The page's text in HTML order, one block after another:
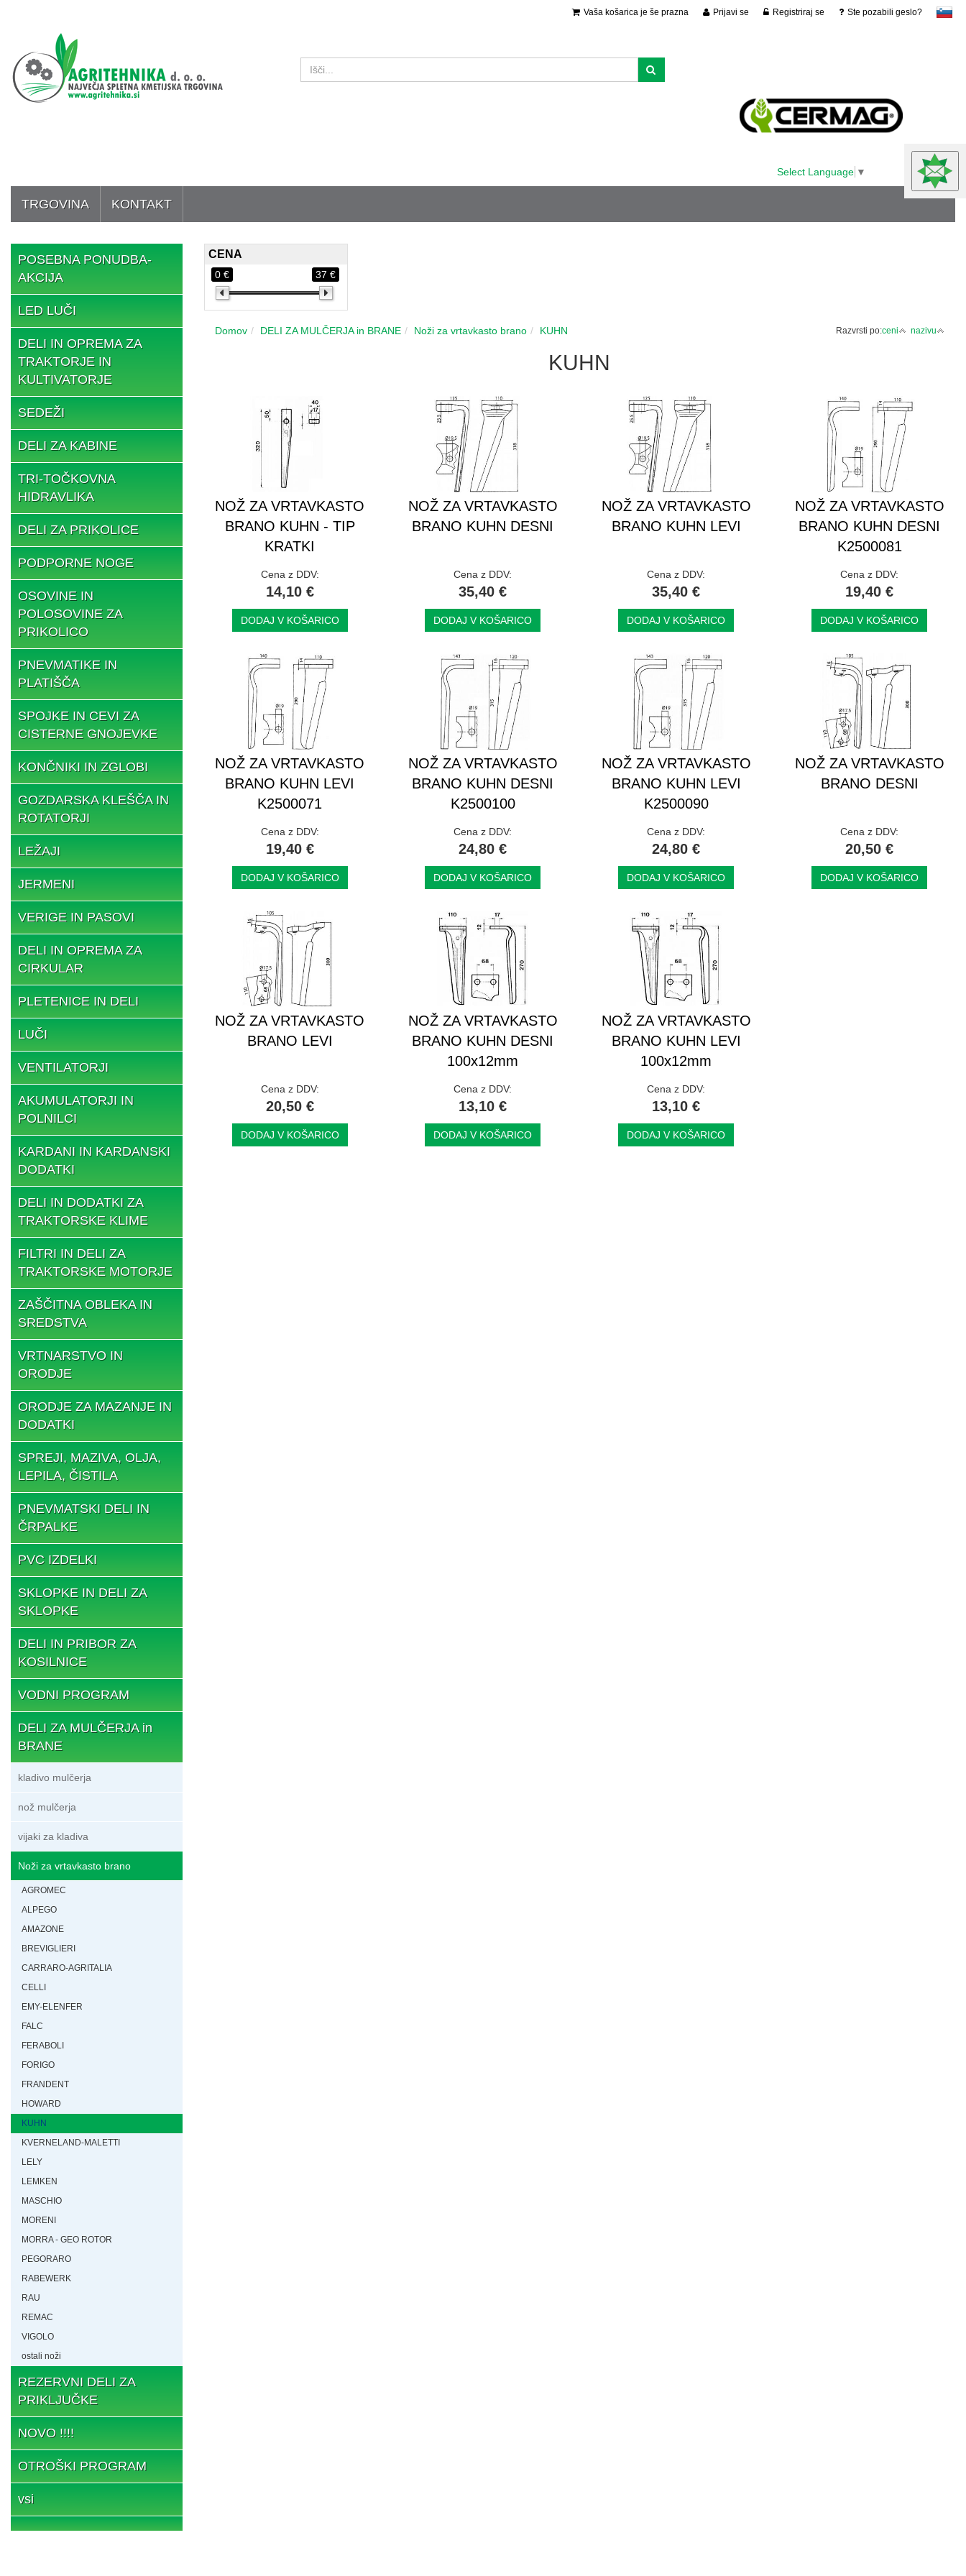
slovensko
Prijavi se Registriraj se Ste pozabili geslo?
Vaša košarica je še prazna
Select Language ▼
TRGOVINA KONTAKT
POSEBNA PONUDBA-
AKCIJA
LED LUČI
DELI IN OPREMA ZA
TRAKTORJE IN
KULTIVATORJE
SEDEŽI
DELI ZA KABINE
TRI-TOČKOVNA
HIDRAVLIKA
DELI ZA PRIKOLICE
PODPORNE NOGE
OSOVINE IN
POLOSOVINE ZA
PRIKOLICO
PNEVMATIKE IN
PLATIŠČA
SPOJKE IN CEVI ZA
CISTERNE GNOJEVKE
KONČNIKI IN ZGLOBI
GOZDARSKA KLEŠČA IN
ROTATORJI
LEŽAJI
JERMENI
VERIGE IN PASOVI
DELI IN OPREMA ZA
CIRKULAR
PLETENICE IN DELI
LUČI
VENTILATORJI
AKUMULATORJI IN
POLNILCI
KARDANI IN KARDANSKI
DODATKI
DELI IN DODATKI ZA
TRAKTORSKE KLIME
FILTRI IN DELI ZA
TRAKTORSKE MOTORJE
ZAŠČITNA OBLEKA IN
SREDSTVA
VRTNARSTVO IN
ORODJE
ORODJE ZA MAZANJE IN
DODATKI
SPREJI, MAZIVA, OLJA,
LEPILA, ČISTILA
PNEVMATSKI DELI IN
ČRPALKE
PVC IZDELKI
SKLOPKE IN DELI ZA
SKLOPKE
DELI IN PRIBOR ZA
KOSILNICE
VODNI PROGRAM
DELI ZA MULČERJA in
BRANE
kladivo mulčerja
nož mulčerja
vijaki za kladiva
Noži za vrtavkasto brano
AGROMEC
ALPEGO
AMAZONE
BREVIGLIERI
CARRARO-AGRITALIA
CELLI
EMY-ELENFER
FALC
FERABOLI
FORIGO
FRANDENT
HOWARD
KUHN
KVERNELAND-MALETTI
LELY
LEMKEN
MASCHIO
MORENI
MORRA - GEO ROTOR
PEGORARO
RABEWERK
RAU
REMAC
VIGOLO
ostali noži
REZERVNI DELI ZA
PRIKLJUČKE
NOVO !!!!
OTROŠKI PROGRAM
vsi
CENA
0 € 37 €
Domov DELI ZA MULČERJA in BRANE Noži za vrtavkasto brano KUHN Razvrsti po:ceni nazivu
KUHN
NOŽ ZA VRTAVKASTO
BRANO KUHN - TIP
KRATKI
Cena z DDV:
14,10 €
DODAJ V KOŠARICO
NOŽ ZA VRTAVKASTO
BRANO KUHN DESNI
Cena z DDV:
35,40 €
DODAJ V KOŠARICO
NOŽ ZA VRTAVKASTO
BRANO KUHN LEVI
Cena z DDV:
35,40 €
DODAJ V KOŠARICO
NOŽ ZA VRTAVKASTO
BRANO KUHN DESNI
K2500081
Cena z DDV:
19,40 €
DODAJ V KOŠARICO
NOŽ ZA VRTAVKASTO
BRANO KUHN LEVI
K2500071
Cena z DDV:
19,40 €
DODAJ V KOŠARICO
NOŽ ZA VRTAVKASTO
BRANO KUHN DESNI
K2500100
Cena z DDV:
24,80 €
DODAJ V KOŠARICO
NOŽ ZA VRTAVKASTO
BRANO KUHN LEVI
K2500090
Cena z DDV:
24,80 €
DODAJ V KOŠARICO
NOŽ ZA VRTAVKASTO
BRANO DESNI
Cena z DDV:
20,50 €
DODAJ V KOŠARICO
NOŽ ZA VRTAVKASTO
BRANO LEVI
Cena z DDV:
20,50 €
DODAJ V KOŠARICO
NOŽ ZA VRTAVKASTO
BRANO KUHN DESNI
100x12mm
Cena z DDV:
13,10 €
DODAJ V KOŠARICO
NOŽ ZA VRTAVKASTO
BRANO KUHN LEVI
100x12mm
Cena z DDV:
13,10 €
DODAJ V KOŠARICO